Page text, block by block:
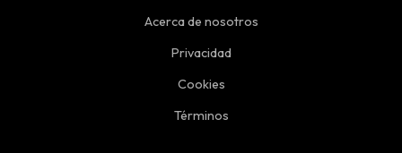
Acerca de nosotros
Privacidad
Cookies
Términos